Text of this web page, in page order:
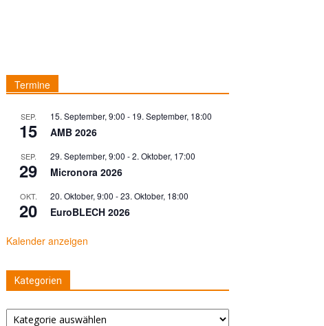
Termine
SEP.
15
15. September, 9:00 - 19. September, 18:00
AMB 2026
SEP.
29
29. September, 9:00 -2. Oktober, 17:00
Micronora 2026
OKT.
20
20. Oktober, 9:00 -23. Oktober, 18:00
EuroBLECH 2026
Kalender anzeigen
Kategorien
Kategorien